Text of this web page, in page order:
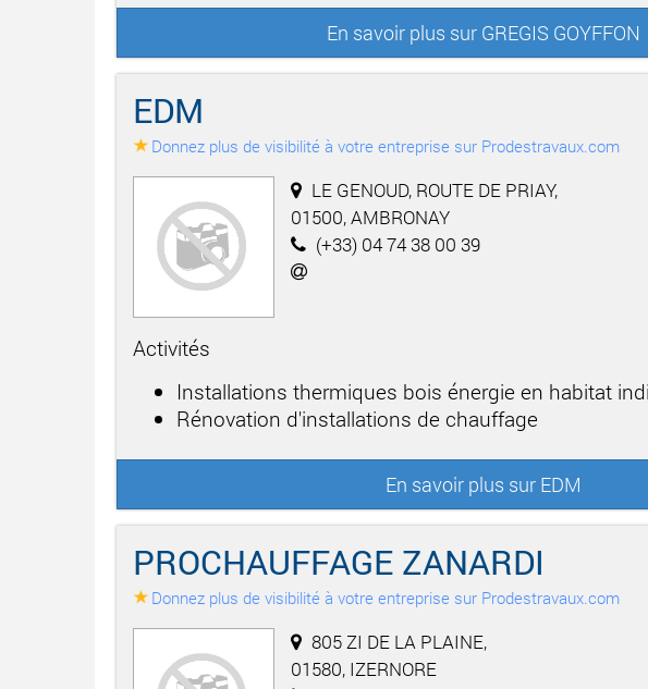
En savoir plus sur GREGIS GOYFFON
EDM
Donnez plus de visibilité à votre entreprise sur Prodestravaux.com
LE GENOUD, ROUTE DE PRIAY,
01500, AMBRONAY
(+33) 04 74 38 00 39
Activités
Installations thermiques bois énergie en habitat
Rénovation d'installations de chauffage
En savoir plus sur EDM
PROCHAUFFAGE ZANARDI
Donnez plus de visibilité à votre entreprise sur Prodestravaux.com
805 ZI DE LA PLAINE,
01580, IZERNORE